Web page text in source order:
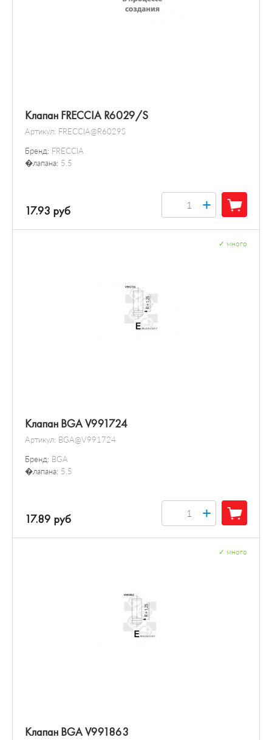
Клапан FRECCIA R6029/S
Артикул: FRECCIA@R6029S
Бренд: FRECCIA
�лапана: 5.5
17.93 руб +
Клапан BGA V991724
Артикул: BGA@V991724
Бренд: BGA
�лапана: 5.5
много
17.89 руб +
Клапан BGA V991863
много